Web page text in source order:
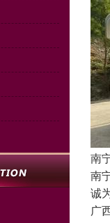
南
南
诚
广